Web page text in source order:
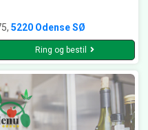
5220 Odense SØ
Ring og bestil